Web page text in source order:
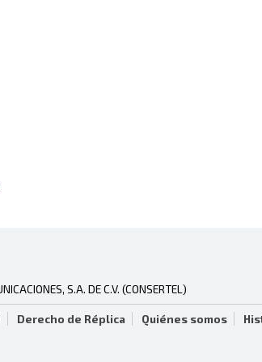
S.A. DE C.V. (CONSERTEL)
Derecho de Réplica Quiénes somos